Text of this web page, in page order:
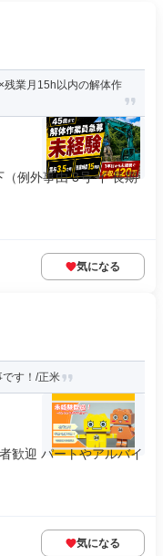
残業月15h以内の解体作
例外事由 3号 イ 長期
気になる
す！/正米
歓迎 パートやアルバイ
気になる